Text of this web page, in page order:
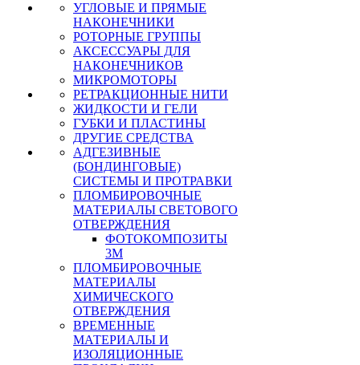
УГЛОВЫЕ И ПРЯМЫЕ
НАКОНЕЧНИКИ
РОТОРНЫЕ ГРУППЫ
АКСЕССУАРЫ ДЛЯ
НАКОНЕЧНИКОВ
МИКРОМОТОРЫ
РЕТРАКЦИОННЫЕ НИТИ
ЖИДКОСТИ И ГЕЛИ
ГУБКИ И ПЛАСТИНЫ
ДРУГИЕ СРЕДСТВА
АДГЕЗИВНЫЕ
(БОНДИНГОВЫЕ)
СИСТЕМЫ И ПРОТРАВКИ
ПЛОМБИРОВОЧНЫЕ
МАТЕРИАЛЫ СВЕТОВОГО
ОТВЕРЖДЕНИЯ
ФОТОКОМПОЗИТЫ
3М
ПЛОМБИРОВОЧНЫЕ
МАТЕРИАЛЫ
ХИМИЧЕСКОГО
ОТВЕРЖДЕНИЯ
ВРЕМЕННЫЕ
МАТЕРИАЛЫ И
ИЗОЛЯЦИОННЫЕ